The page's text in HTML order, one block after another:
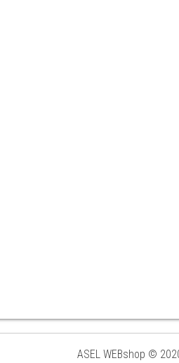
ASEL WEBshop ©